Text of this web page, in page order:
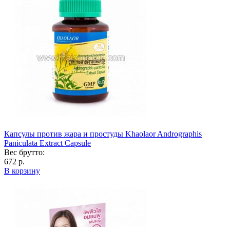
Капсулы против жара и простуды Khaolaor Andrographis
Paniculata Extract Capsule
Вес брутто:
672 р.
В корзину